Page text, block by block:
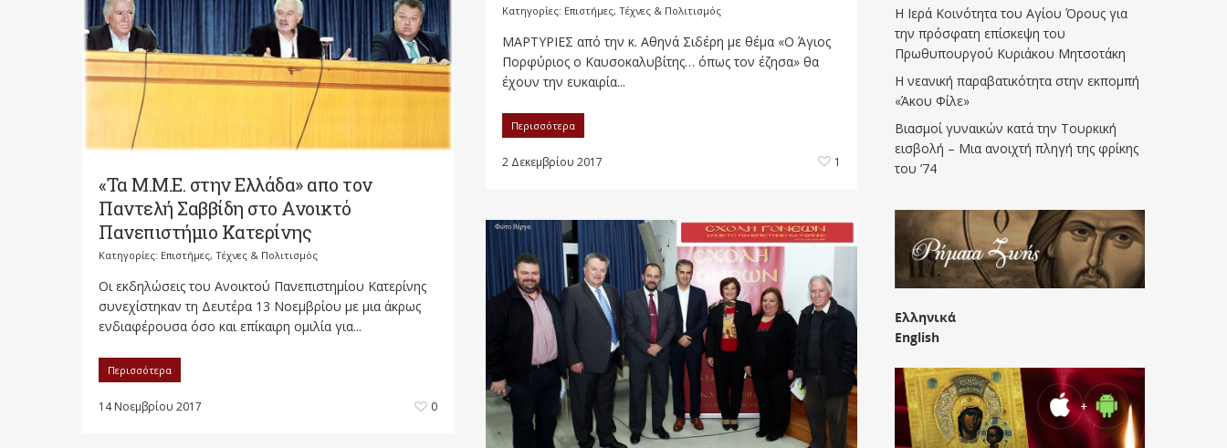
Κατηγορίες: Επιστήμες, Τέχνες & Πολιτισμός
ΜΑΡΤΥΡΙΕΣ από την κ. Αθηνά Σιδέρη με θέμα «Ο Άγιος
Πορφύριος ο Καυσοκαλυβίτης… όπως τον έζησα» θα
έχουν την ευκαιρία...
Περισσότερα
2 Δεκεμβρίου 2017 1
«Τα Μ.Μ.Ε. στην Ελλάδα» απο τον
Παντελή Σαββίδη στο Ανοικτό
Πανεπιστήμιο Κατερίνης
Κατηγορίες: Επιστήμες, Τέχνες & Πολιτισμός
Οι εκδηλώσεις του Ανοικτού Πανεπιστημίου Κατερίνης
συνεχίστηκαν τη Δευτέρα 13 Νοεμβρίου με μια άκρως
ενδιαφέρουσα όσο και επίκαιρη ομιλία για...
Περισσότερα
14 Νοεμβρίου 2017 0
Η Ιερά Κοινότητα του Αγίου Όρους για
την πρόσφατη επίσκεψη του
Πρωθυπουργού Κυριάκου Μητσοτάκη
Η νεανική παραβατικότητα στην εκπομπή
«Άκου Φίλε»
Βιασμοί γυναικών κατά την Τουρκική
εισβολή – Μια ανοιχτή πληγή της φρίκης
του ’74
Ελληνικά
English